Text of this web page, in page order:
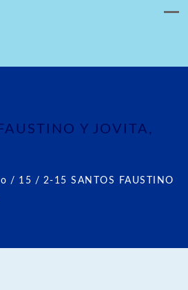
Y JOVITA,
/ 15 / 2-15 SANTOS FAUSTINO